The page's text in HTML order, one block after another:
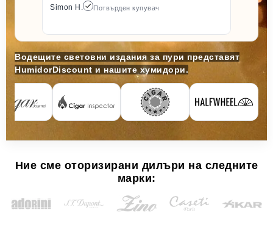
Simon H. Потвърден купувач
Водещите световни издания за пури представят
HumidorDiscount и нашите хумидори.
Ние сме оторизирани дилъри на следните
марки: